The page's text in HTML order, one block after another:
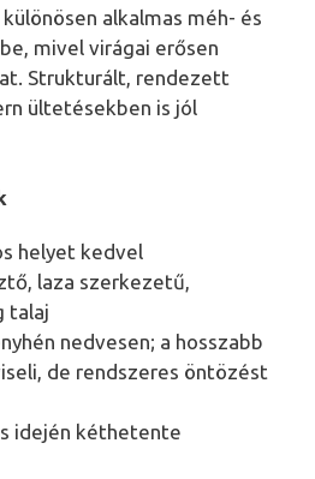
alkalmas méh- és
mivel virágai erősen
Strukturált, rendezett
ültetésekben is jól
helyet kedvel
laza szerkezetű,
talaj
nedvesen; a hosszabb
de rendszeres öntözést
idején kéthetente